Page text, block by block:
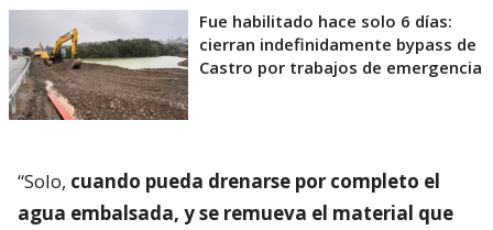
Fue habilitado hace solo 6 días:
cierran indefinidamente bypass de
Castro por trabajos de emergencia
“Solo, cuando pueda drenarse por completo el
agua embalsada, y se remueva el material que